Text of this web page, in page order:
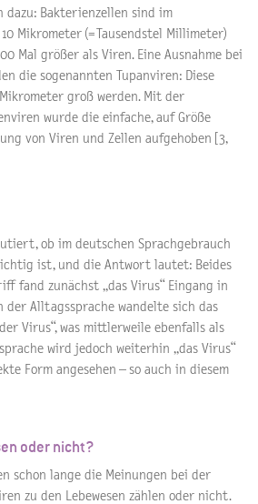
Bakterienzellen sind im
Mikrometer (=Tausendstel Millimeter)
Mal größer als Viren. Eine Ausnahme bei
die sogenannten Tupanviren: Diese
groß werden. Mit der
wurde die einfache, auf Größe
von Viren und Zellen aufgehoben [3,
ob im deutschen Sprachgebrauch
ist, und die Antwort lautet: Beides
fand zunächst „das Virus“ Eingang in
der Alltagssprache wandelte sich das
Virus“, was mittlerweile ebenfalls als
wird jedoch weiterhin „das Virus“
Form angesehen – so auch in diesem
oder nicht?
schon lange die Meinungen bei der
zu den Lebewesen zählen oder nicht.